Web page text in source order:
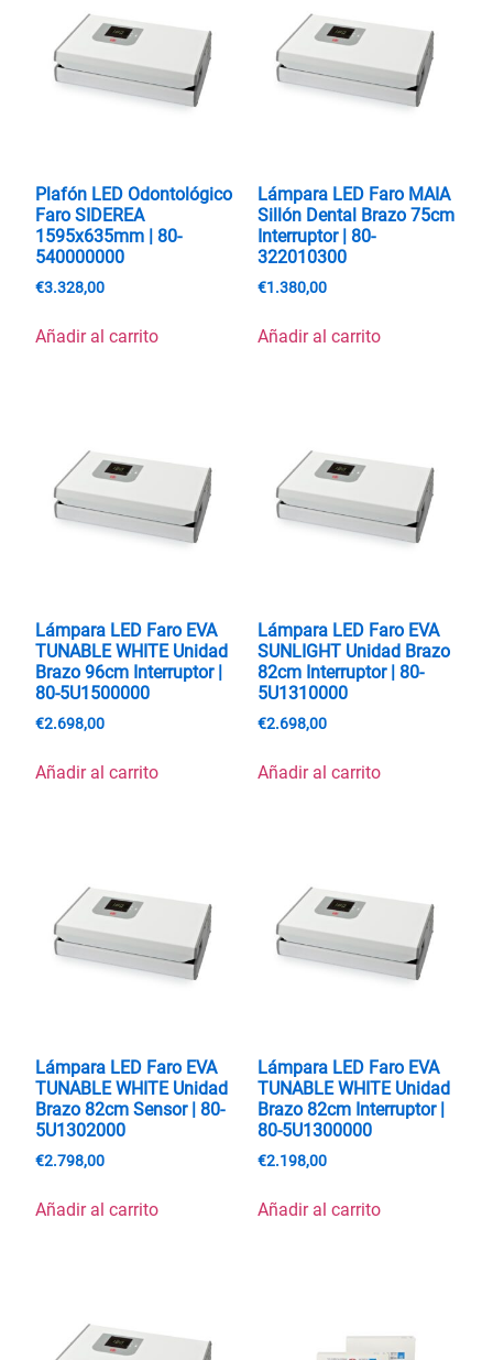
Plafón LED Odontológico
Faro SIDEREA
1595x635mm | 80-
540000000
€3.328,00
Añadir al carrito
Lámpara LED Faro MAIA
Sillón Dental Brazo 75cm
Interruptor | 80-
322010300
€1.380,00
Añadir al carrito
Lámpara LED Faro EVA
TUNABLE WHITE Unidad
Brazo 96cm Interruptor |
80-5U1500000
€2.698,00
Añadir al carrito
Lámpara LED Faro EVA
SUNLIGHT Unidad Brazo
82cm Interruptor | 80-
5U1310000
€2.698,00
Añadir al carrito
Lámpara LED Faro EVA
TUNABLE WHITE Unidad
Brazo 82cm Sensor | 80-
5U1302000
€2.798,00
Añadir al carrito
Lámpara LED Faro EVA
TUNABLE WHITE Unidad
Brazo 82cm Interruptor |
80-5U1300000
€2.198,00
Añadir al carrito